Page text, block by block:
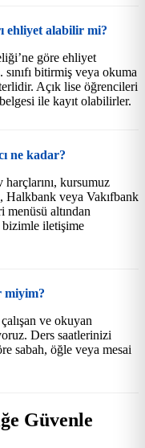
ehliyet alabilir mi?
göre ehliyet
bitirmiş veya okuma
Açık lise öğrencileri
ile kayıt olabilirler.
ne kadar?
harçlarını, kursumuz
Halkbank veya Vakıfbank
altından
bizimle iletişime
miyim?
ve okuyan
Ders saatlerinizi
sabah, öğle veya mesai
Güvenle